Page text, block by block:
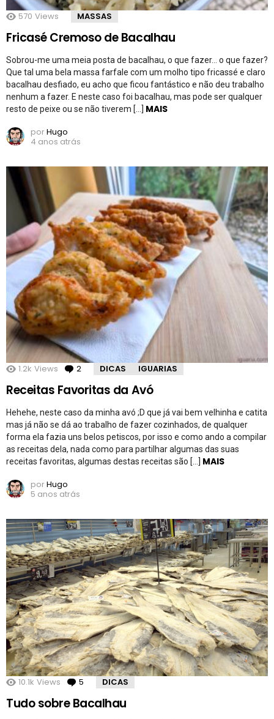
570 Views MASSAS
Fricasé Cremoso de Bacalhau
Sobrou-me uma meia posta de bacalhau, o que fazer… o que fazer?
Que tal uma bela massa farfale com um molho tipo fricassé e claro
bacalhau desfiado, eu acho que ficou fantástico e não deu trabalho
nenhum a fazer. E neste caso foi bacalhau, mas pode ser qualquer
resto de peixe ou se não tiverem […] MAIS
porHugo
4 anos atrás
1.2k Views 2 Comentários
DICAS IGUARIAS
Receitas Favoritas da Avó
Hehehe, neste caso da minha avó ;D que já vai bem velhinha e catita
mas já não se dá ao trabalho de fazer cozinhados, de qualquer
forma ela fazia uns belos petiscos, por isso e como ando a compilar
as receitas dela, nada como para partilhar algumas das suas
receitas favoritas, algumas destas receitas são […] MAIS
porHugo
5 anos atrás
10.1k Views 5 Comentários
DICAS
Tudo sobre Bacalhau